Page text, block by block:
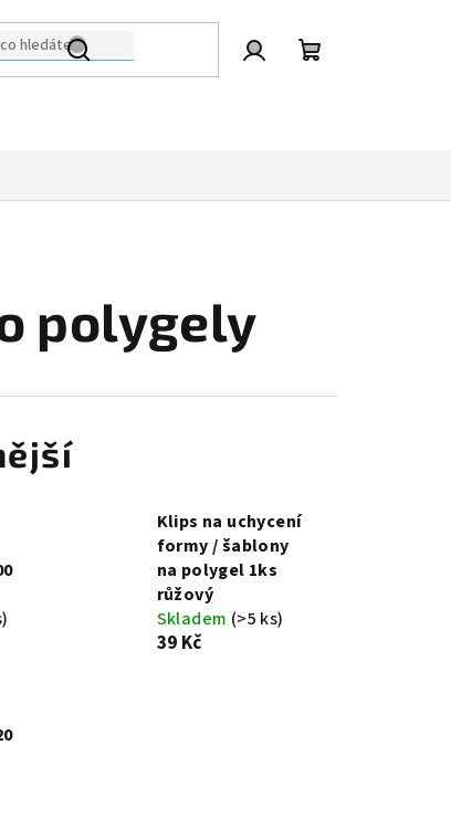
polygely
Klips na uchycení
formy / šablony
na polygel 1ks
růžový
Skladem (>5 ks)
39 Kč